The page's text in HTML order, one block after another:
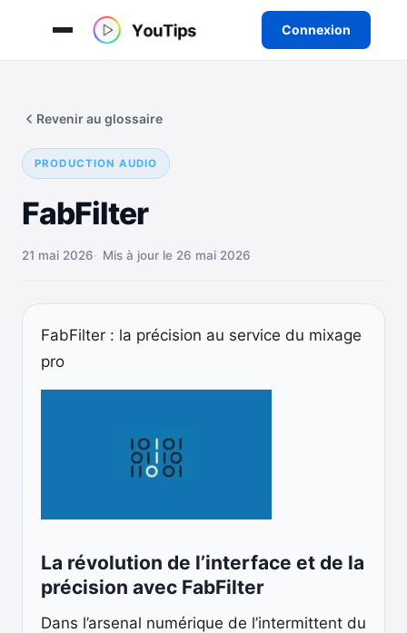
Connexion
contenu
PRODUCTION AUDIO
FabFilter
Revenir au glossaire
21 mai 2026 Mis à jour le 26 mai 2026
FabFilter : la précision au service du mixage
pro
La révolution de l’interface et de la
précision avec FabFilter
Dans l’arsenal numérique de l’intermittent du